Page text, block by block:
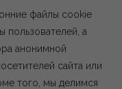
файлы cookie
пользователей, а
анонимной
сайта или
того, мы делимся